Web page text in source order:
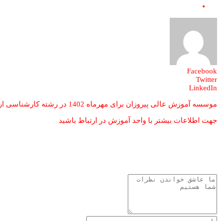
Facebook
Twitter
LinkedIn
موسسه آموزش عالی پیروزان برای مهرماه 1402 در رشته کارشناسی ارشد ثبت نام بعمل می آورد.
جهت اطلاعات بیشتر با واحد آموزش در ارتباط باشید